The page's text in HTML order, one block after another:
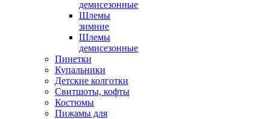
демисезонные
Шлемы
зимние
Шлемы
демисезонные
Пинетки
Купальники
Детские колготки
Свитшоты, кофты
Костюмы
Пижамы для